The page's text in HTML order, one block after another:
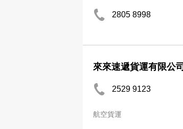
2805 8998
來來速遞貨運有限公司
2529 9123
航空貨運